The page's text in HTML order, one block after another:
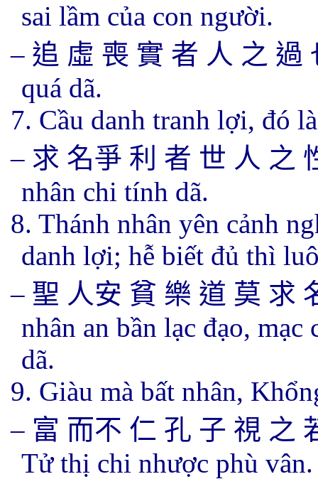
sai lầm của con người.
– 追 虛 喪 實 者 人 之 過
quá dã.
7. Cầu danh tranh lợi, đó
– 求 名爭 利 者 世 人 之
nhân chi tính dã.
8. Thánh nhân yên cảnh
danh lợi; hễ biết đủ thì
– 聖 人安 貧 樂 道 莫 求
nhân an bần lạc đạo,
dã.
9. Giàu mà bất nhân,
– 富 而不 仁 孔 子 視 之
Tử thị chi nhược phù vân.